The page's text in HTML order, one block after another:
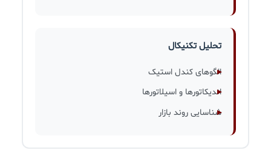
تحلیل تکنیکال
الگوهای کندل استیک
اندیکاتورها و اسیلاتورها
شناسایی روند بازار